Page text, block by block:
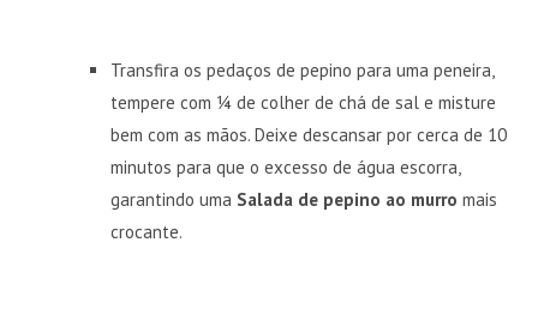
Transfira os pedaços de pepino para uma peneira,
tempere com ¼ de colher de chá de sal e misture
bem com as mãos. Deixe descansar por cerca de 10
minutos para que o excesso de água escorra,
garantindo uma Salada de pepino ao murro mais
crocante.